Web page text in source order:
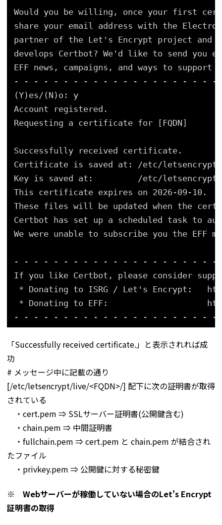
Would you be willing, once your first
share your email address with the
partner of the Let's Encrypt project and
develops Certbot? We'd like to send you
EFF news, campaigns, and ways to
- - - - - - - - - - - - - - - - - - - -
(Y)es/(N)o: y
Account registered.
Requesting a certificate for [FQDN]
Successfully received certificate.
Certificate is saved at: /etc/letsencrypt/
Key is saved at:         /etc/
This certificate expires on 2026-09-10.
These files will be updated when the
Certbot has set up a scheduled task to
We were unable to subscribe you the
- - - - - - - - - - - - - - - - - - - -
If you like Certbot, please consider
* Donating to ISRG / Let's Encrypt:
* Donating to EFF:
- - - - - - - - - - - - - - - - - - - -
「Successfully received certificate.」と表示されれば成
功
# メッセージ中に記載の通り
[/etc/letsencrypt/live/<FQDN>/] 配下に次の証明書が取得
されている
・cert.pem ⇒ SSLサーバー証明書(公開鍵含む)
・chain.pem ⇒ 中間証明書
・fullchain.pem ⇒ cert.pem と chain.pem が結合され
たファイル
・privkey.pem ⇒ 公開鍵に対する秘密鍵
※ Webサーバーが稼働していない場合のLet's Encrypt
証明書の取得